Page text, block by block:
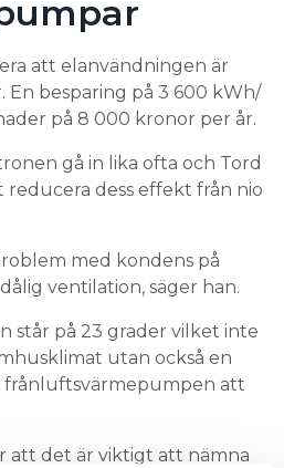
att elanvändningen är
En besparing på 3 600 kWh/
på 8 000 kronor per år.
gå in lika ofta och Tord
reducera dess effekt från nio
med kondens på
ventilation, säger han.
på 23 grader vilket inte
utan också en
att
att det är viktigt att nämna